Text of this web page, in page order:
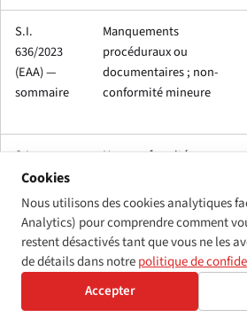
S.I.
636/2023
(EAA) —
sommaire
Manquements
procéduraux ou
documentaires ; non-
conformité mineure
S.I.
636/2023
(EAA) —
mise en
accusation
Non-conformité
déclarations ; refus de
coopérer avec la
surveillance du marché
Lois sur le
Discrimination fondée sur
le handicap dans les
Cookies
Nous utilisons des cookies analytiques
Analytics) pour comprendre comment
restent désactivés tant que vous ne les
de détails dans notrepolitique de
Accepter